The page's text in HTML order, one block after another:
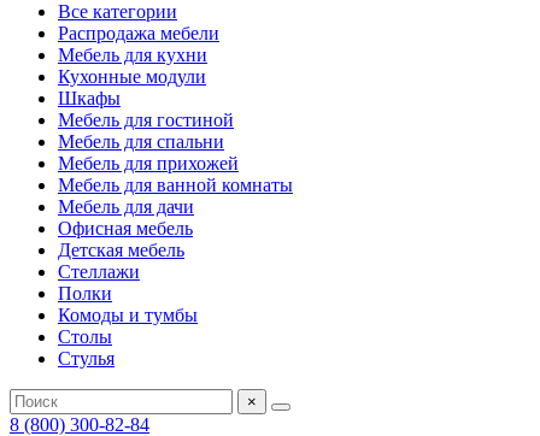
Все категории
Распродажа мебели
Мебель для кухни
Кухонные модули
Шкафы
Мебель для гостиной
Мебель для спальни
Мебель для прихожей
Мебель для ванной комнаты
Мебель для дачи
Офисная мебель
Детская мебель
Стеллажи
Полки
Комоды и тумбы
Столы
Стулья
×
8 (800) 300-82-84